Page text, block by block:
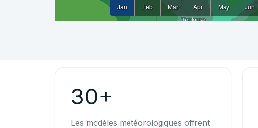
Jan Feb Mar Apr May Jun
30+
Les modèles météorologiques offrent